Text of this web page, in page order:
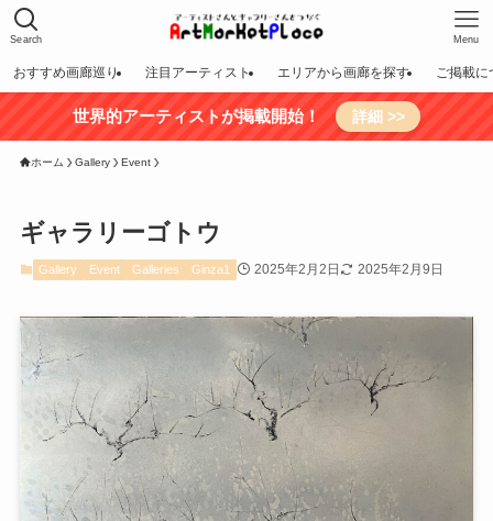
Search Menu
おすすめ画廊巡り 注目アーティスト エリアから画廊を探す ご掲載に
世界的アーティストが掲載開始！ 詳細 >>
ホーム Gallery Event
ギャラリーゴトウ
Gallery Event Galleries Ginza1 2025年2月2日 2025年2月9日